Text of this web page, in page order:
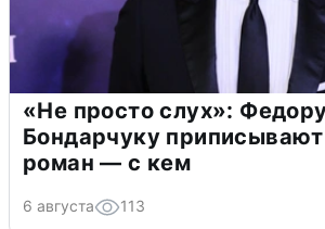
«Не просто слух»:
Бондарчуку
роман — с кем
6 августа 113